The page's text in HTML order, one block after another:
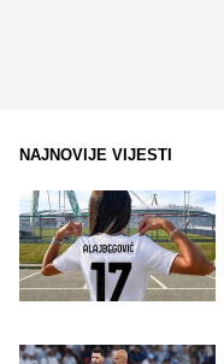
NAJNOVIJE VIJESTI